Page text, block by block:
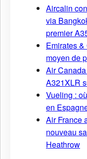
Aircalin
via
premier
Emirates
moyen de
Air
A321XLR
Vueling :
en
Air France
nouveau
Heathrow